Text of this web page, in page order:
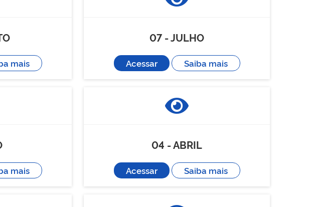
mais
07 - JULHO
Acessar Saiba mais
mais
04 - ABRIL
Acessar Saiba mais